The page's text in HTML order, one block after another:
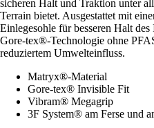
sicheren Halt und Traktion unter
Terrain bietet. Ausgestattet mit
Einlegesohle für besseren Halt
Gore-tex®-Technologie ohne
reduziertem Umwelteinfluss.
Matryx®-Material
Gore-tex® Invisible Fit
Vibram® Megagrip
3F System® am Ferse und